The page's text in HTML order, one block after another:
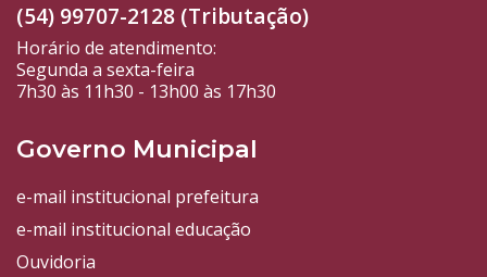
(54) 99707-2128 (Tributação)
Horário de atendimento:
Segunda a sexta-feira
7h30 às 11h30 - 13h00 às 17h30
Governo Municipal
e-mail institucional prefeitura
e-mail institucional educação
Ouvidoria